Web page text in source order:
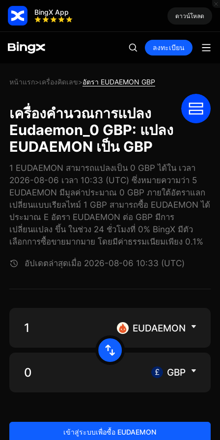
BingX App ดาวน์โหลด
ลงทะเบียน
หน้าแรก>เครื่องคิดเลข>อัตรา EUDAEMON GBP
เครื่องคำนวณการแปลง
Eudaemon_0 GBP: แปลง
EUDAEMON เป็น GBP
1 EUDAEMON สามารถแปลงเป็น 0 GBP ได้ใน เวลา
2026-08-06 เวลา 10:33 (UTC) ซึ่งหมายความว่า 5
EUDAEMON มีมูลค่าประมาณ 0 GBP ภายใต้อัตราแลก
เปลี่ยนแบบเรียลไทม์ 1 GBP สามารถซื้อ EUDAEMON ได้
ประมาณ E อัตรา EUDAEMON ต่อ GBP มีการ
เปลี่ยนแปลง ขึ้น ในช่วง 24 ชั่วโมงที่ 0% BingX มีตัว
เลือกการซื้อขายมากมาย โดยมีค่าธรรมเนียมเพียง 0.1%
อัปเดตล่าสุดเมื่อ 2026-08-06 10:33 (UTC)
EUDAEMON
GBP
เข้าสู่ระบบเพื่อซื้อ EUDAEMON